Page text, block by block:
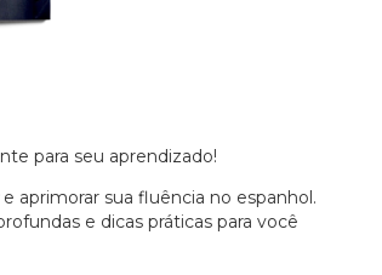
para seu aprendizado!
e aprimorar sua fluência no espanhol.
e dicas práticas para você